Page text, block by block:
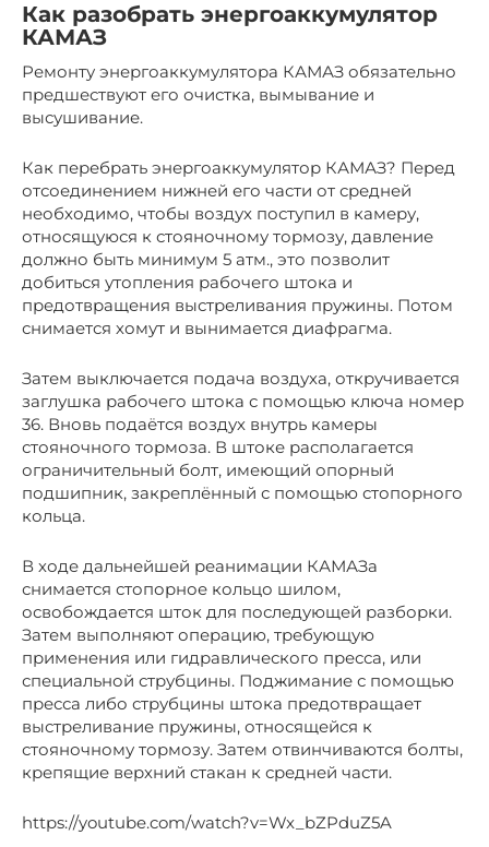
Как разобрать энергоаккумулятор
КАМАЗ
Ремонту энергоаккумулятора КАМАЗ обязательно
предшествуют его очистка, вымывание и
высушивание.
Как перебрать энергоаккумулятор КАМАЗ? Перед
отсоединением нижней его части от средней
необходимо, чтобы воздух поступил в камеру,
относящуюся к стояночному тормозу, давление
должно быть минимум 5 атм., это позволит
добиться утопления рабочего штока и
предотвращения выстреливания пружины. Потом
снимается хомут и вынимается диафрагма.
Затем выключается подача воздуха, откручивается
заглушка рабочего штока с помощью ключа номер
36. Вновь подаётся воздух внутрь камеры
стояночного тормоза. В штоке располагается
ограничительный болт, имеющий опорный
подшипник, закреплённый с помощью стопорного
кольца.
В ходе дальнейшей реанимации КАМАЗа
снимается стопорное кольцо шилом,
освобождается шток для последующей разборки.
Затем выполняют операцию, требующую
применения или гидравлического пресса, или
специальной струбцины. Поджимание с помощью
пресса либо струбцины штока предотвращает
выстреливание пружины, относящейся к
стояночному тормозу. Затем отвинчиваются болты,
крепящие верхний стакан к средней части.
https://youtube.com/watch?v=Wx_bZPduZ5A